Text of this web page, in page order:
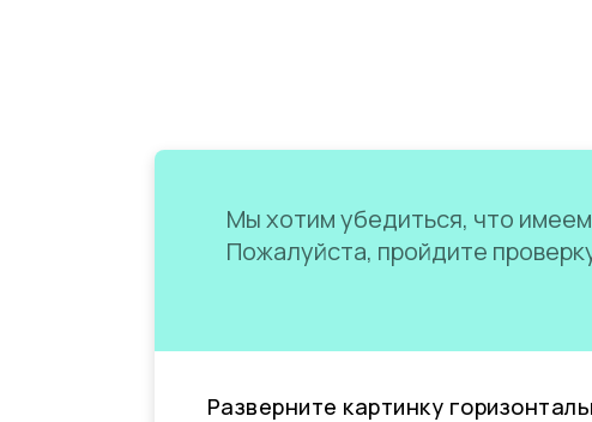
Мы хотим убедиться, что
Пожалуйста, пройдите
Разверните картинку